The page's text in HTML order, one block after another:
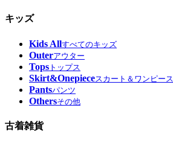
キッズ
Kids Allすべてのキッズ
Outerアウター
Tops トップス
Skirt&Onepieceスカート＆ワンピース
Pantsパンツ
Othersその他
古着雑貨